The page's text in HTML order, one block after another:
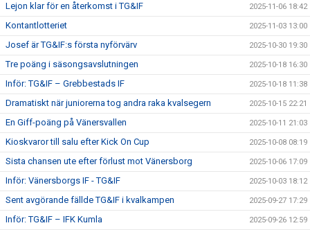
Lejon klar för en återkomst i TG&IF 2025-11-06 18:42
Kontantlotteriet 2025-11-03 13:00
Josef är TG&IF:s första nyförvärv 2025-10-30 19:30
Tre poäng i säsongsavslutningen 2025-10-18 16:30
Inför: TG&IF – Grebbestads IF 2025-10-18 11:38
Dramatiskt när juniorerna tog andra raka kvalsegern 2025-10-15 22:21
En Giff-poäng på Vänersvallen 2025-10-11 21:03
Kioskvaror till salu efter Kick On Cup 2025-10-08 08:19
Sista chansen ute efter förlust mot Vänersborg 2025-10-06 17:09
Inför: Vänersborgs IF - TG&IF 2025-10-03 18:12
Sent avgörande fällde TG&IF i kvalkampen 2025-09-27 17:29
Inför: TG&IF – IFK Kumla 2025-09-26 12:59